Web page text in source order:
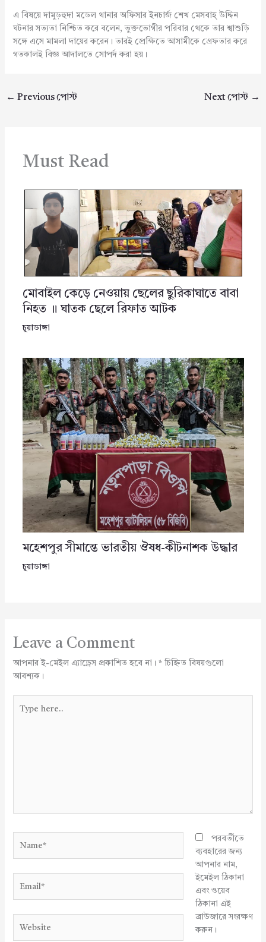
এ বিষয়ে দামুড়হুদা মডেল থানার অফিসার ইনচার্জ শেখ মেসবাহ্ উদ্দিন
ঘটনার সত্যতা নিশ্চিত করে বলেন, ভুক্তভোগীর পরিবার থেকে তার শ্বাশুড়ি
সঙ্গে এসে মামলা দায়ের করেন। তারই প্রেক্ষিতে আসামীকে গ্রেফতার করে
গতকালই বিজ্ঞ আদালতে সোপর্দ করা হয়।
← Previous পোস্ট Next পোস্ট →
Must Read
মোবাইল কেড়ে নেওয়ায় ছেলের ছুরিকাঘাতে বাবা
নিহত ॥ ঘাতক ছেলে রিফাত আটক
চুয়াডাঙ্গা
মহেশপুর সীমান্তে ভারতীয় ঔষধ-কীটনাশক উদ্ধার
চুয়াডাঙ্গা
Leave a Comment
আপনার ই-মেইল এ্যাড্রেস প্রকাশিত হবে না। *চিহ্নিত বিষয়গুলো
আবশ্যক।
here..
পরবর্তীতে
ব্যবহারের জন্য
আপনার নাম,
ইমেইল ঠিকানা
এবং ওয়েব
ঠিকানা এই
ব্রাউজারে সংরক্ষণ
করুন।